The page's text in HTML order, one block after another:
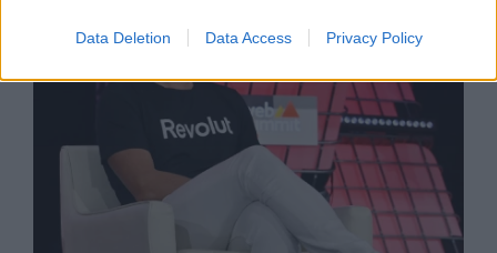
Data Deletion Data Access Privacy Policy